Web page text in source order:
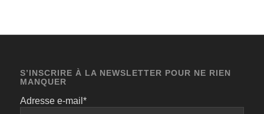
S’INSCRIRE À LA NEWSLETTER POUR NE RIEN
MANQUER
Adresse e-mail*